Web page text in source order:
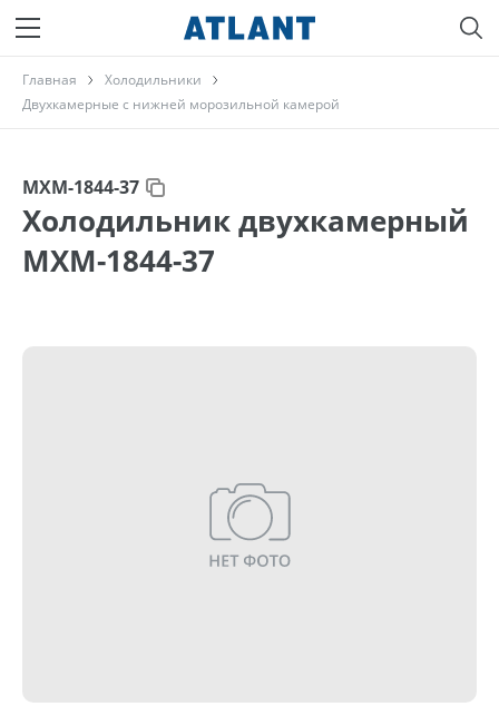
Главная
Холодильники
Двухкамерные с нижней морозильной камерой
МХМ-1844-37
Холодильник двухкамерный
МХМ-1844-37